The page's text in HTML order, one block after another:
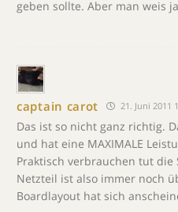
geben sollte. Aber man weis
captain carot 21. Juni 2011
Das ist so nicht ganz richtig.
und hat eine MAXIMALE
Praktisch verbrauchen tut die
Netzteil ist also immer noch
Boardlayout hat sich